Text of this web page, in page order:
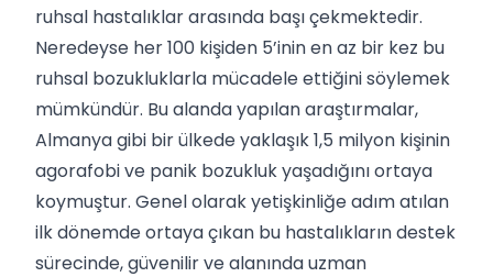
ruhsal hastalıklar arasında başı çekmektedir.
Neredeyse her 100 kişiden 5’inin en az bir kez bu
ruhsal bozukluklarla mücadele ettiğini söylemek
mümkündür. Bu alanda yapılan araştırmalar,
Almanya gibi bir ülkede yaklaşık 1,5 milyon kişinin
agorafobi ve panik bozukluk yaşadığını ortaya
koymuştur. Genel olarak yetişkinliğe adım atılan
ilk dönemde ortaya çıkan bu hastalıkların destek
sürecinde, güvenilir ve alanında uzman